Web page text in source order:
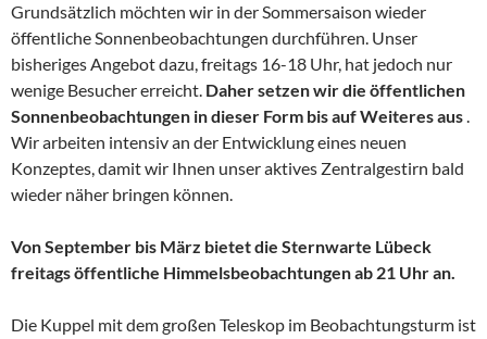
Grundsätzlich möchten wir in der Sommersaison wieder
öffentliche Sonnenbeobachtungen durchführen. Unser
bisheriges Angebot dazu, freitags 16-18 Uhr, hat jedoch nur
wenige Besucher erreicht. Daher setzen wir die öffentlichen
Sonnenbeobachtungen in dieser Form bis auf Weiteres aus.
Wir arbeiten intensiv an der Entwicklung eines neuen
Konzeptes, damit wir Ihnen unser aktives Zentralgestirn bald
wieder näher bringen können.
Von September bis März bietet die Sternwarte Lübeck
freitags öffentliche Himmelsbeobachtungen ab 21 Uhr an.
Die Kuppel mit dem großen Teleskop im Beobachtungsturm ist